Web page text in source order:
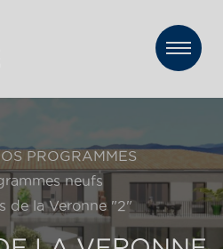
PROGRAMMES
neufs
de la Veronne "2"